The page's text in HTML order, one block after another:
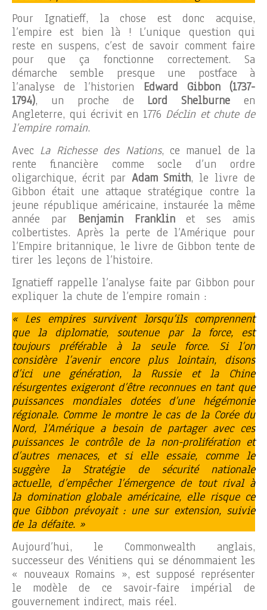
Pour Ignatieff, la chose est donc acquise,
l’empire est bien là ! L’unique question qui
reste en suspens, c’est de savoir comment faire
pour que ça fonctionne correctement. Sa
démarche semble presque une postface à
l’analyse de l’historien Edward Gibbon (1737-
1794), un proche de Lord Shelburne en
Angleterre, qui écrivit en 1776 Déclin et chute de
l’empire romain.
Avec La Richesse des Nations, ce manuel de la
rente financière comme socle d’un ordre
oligarchique, écrit par Adam Smith, le livre de
Gibbon était une attaque stratégique contre la
jeune république américaine, instaurée la même
année par Benjamin Franklinet ses amis
colbertistes. Après la perte de l’Amérique pour
l’Empire britannique, le livre de Gibbon tente de
tirer les leçons de l’histoire.
Ignatieff rappelle l’analyse faite par Gibbon pour
expliquer la chute de l’empire romain :
« Les empires survivent lorsqu’ils comprennent
que la diplomatie, soutenue par la force, est
toujours préférable à la seule force. Si l’on
considère l’avenir encore plus lointain, disons
d’ici une génération, la Russie et la Chine
résurgentes exigeront d’être reconnues en tant que
puissances mondiales dotées d’une hégémonie
régionale. Comme le montre le cas de la Corée du
Nord, l’Amérique a besoin de partager avec ces
puissances le contrôle de la non-prolifération et
d’autres menaces, et si elle essaie, comme le
suggère la Stratégie de sécurité nationale
actuelle, d’empêcher l’émergence de tout rival à
la domination globale américaine, elle risque ce
que Gibbon prévoyait : une sur extension, suivie
de la défaite. »
Aujourd’hui, le Commonwealth anglais,
successeur des Vénitiens qui se dénommaient les
« nouveaux Romains », est supposé représenter
le modèle de ce savoir-faire impérial de
gouvernement indirect, mais réel.